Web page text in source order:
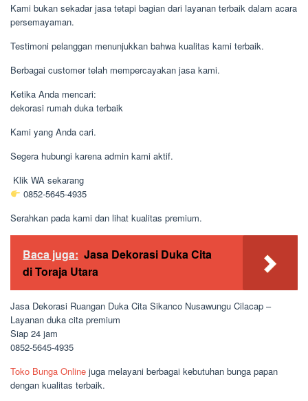
Kami bukan sekadar jasa tetapi bagian dari layanan terbaik dalam acara
persemayaman.
Testimoni pelanggan menunjukkan bahwa kualitas kami terbaik.
Berbagai customer telah mempercayakan jasa kami.
Ketika Anda mencari:
dekorasi rumah duka terbaik
Kami yang Anda cari.
Segera hubungi karena admin kami aktif.
Klik WA sekarang
0852-5645-4935
Serahkan pada kami dan lihat kualitas premium.
Baca juga: Jasa Dekorasi Duka Cita
di Toraja Utara
Jasa Dekorasi Ruangan Duka Cita Sikanco Nusawungu Cilacap –
Layanan duka cita premium
Siap 24 jam
0852-5645-4935
Toko Bunga Online juga melayani berbagai kebutuhan bunga papan
dengan kualitas terbaik.